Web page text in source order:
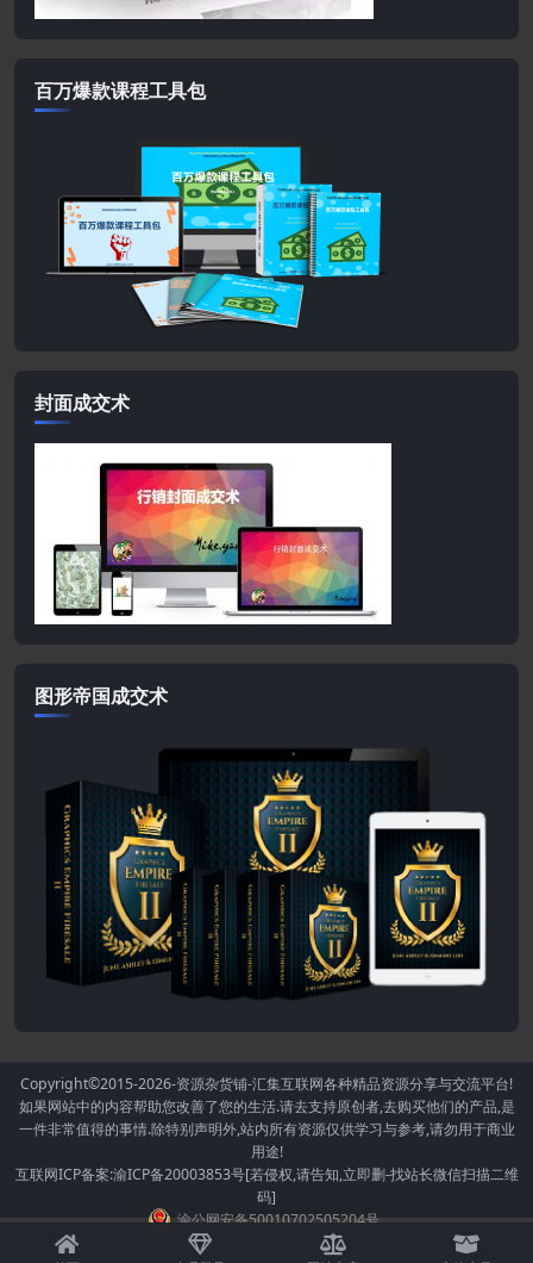
百万爆款课程工具包
封面成交术
图形帝国成交术
Copyright©2015-2026-资源杂货铺-汇集互联网各种精品资源分享与交流平台!
如果网站中的内容帮助您改善了您的生活.请去支持原创者,去购买他们的产品,是
一件非常值得的事情.除特别声明外,站内所有资源仅供学习与参考,请勿用于商业
用途!
互联网ICP备案:渝ICP备20003853号[若侵权,请告知,立即删-找站长微信扫描二维
码]
渝公网安备50010702505204号